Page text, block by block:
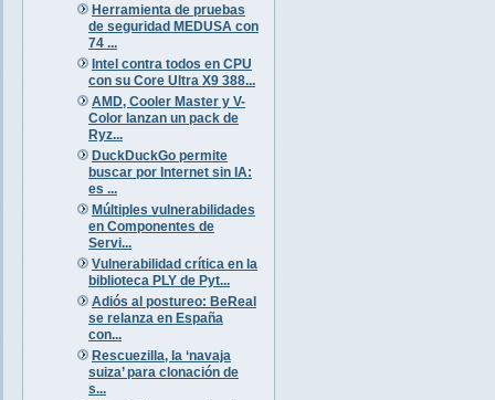
Herramienta de pruebas
de seguridad MEDUSA con
74 ...
Intel contra todos en CPU
con su Core Ultra X9 388...
AMD, Cooler Master y V-
Color lanzan un pack de
Ryz...
DuckDuckGo permite
buscar por Internet sin IA:
es ...
Múltiples vulnerabilidades
en Componentes de
Servi...
Vulnerabilidad crítica en la
biblioteca PLY de Pyt...
Adiós al postureo: BeReal
se relanza en España
con...
Rescuezilla, la ‘navaja
suiza’ para clonación de
s...